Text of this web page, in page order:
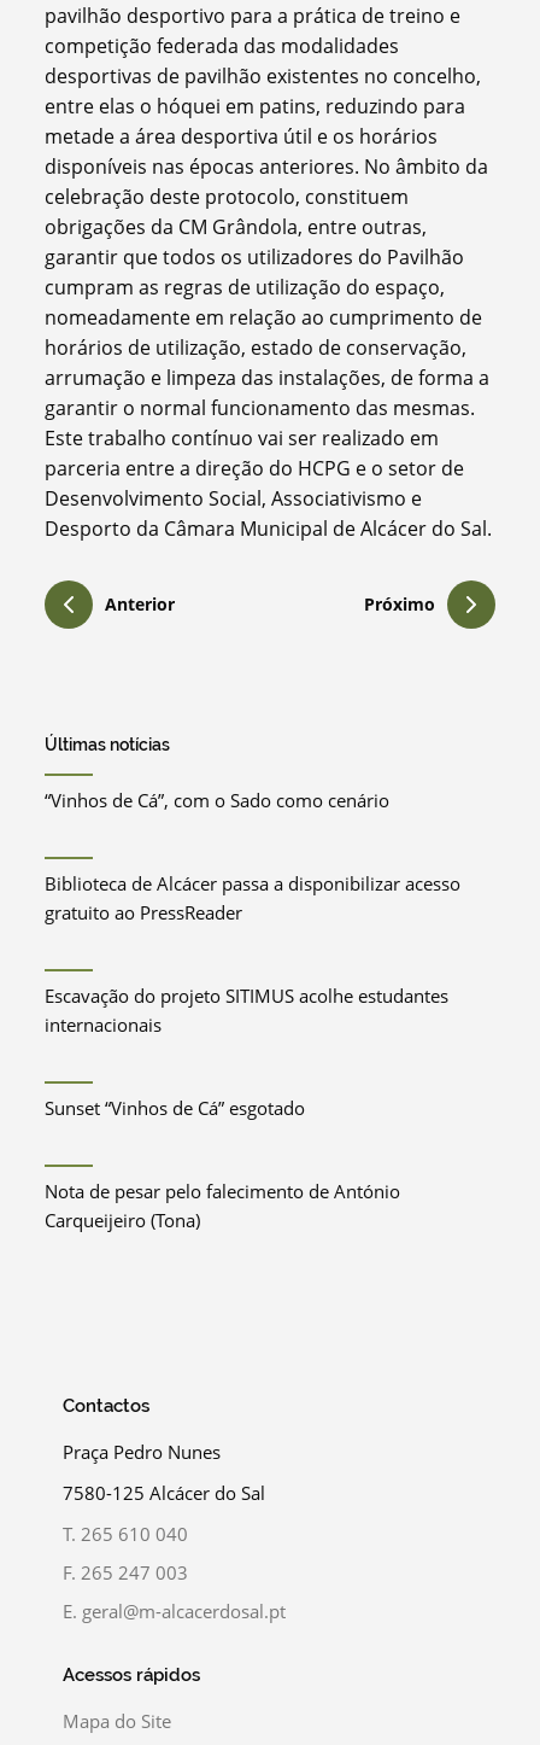
pavilhão desportivo para a prática de treino e
competição federada das modalidades
desportivas de pavilhão existentes no concelho,
entre elas o hóquei em patins, reduzindo para
metade a área desportiva útil e os horários
disponíveis nas épocas anteriores. No âmbito da
celebração deste protocolo, constituem
obrigações da CM Grândola, entre outras,
garantir que todos os utilizadores do Pavilhão
cumpram as regras de utilização do espaço,
nomeadamente em relação ao cumprimento de
horários de utilização, estado de conservação,
arrumação e limpeza das instalações, de forma a
garantir o normal funcionamento das mesmas.
Este trabalho contínuo vai ser realizado em
parceria entre a direção do HCPG e o setor de
Desenvolvimento Social, Associativismo e
Desporto da Câmara Municipal de Alcácer do Sal.
Anterior Próximo
Últimas notícias
“Vinhos de Cá”, com o Sado como cenário
Biblioteca de Alcácer passa a disponibilizar acesso
gratuito ao PressReader
Escavação do projeto SITIMUS acolhe estudantes
internacionais
Sunset “Vinhos de Cá” esgotado
Nota de pesar pelo falecimento de António
Carqueijeiro (Tona)
Contactos
Praça Pedro Nunes
7580-125 Alcácer do Sal
T. 265 610 040
F. 265 247 003
E. geral@m-alcacerdosal.pt
Acessos rápidos
Mapa do Site